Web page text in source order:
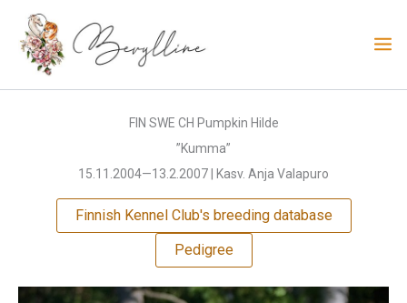
content
FIN SWE CH Pumpkin Hilde
”Kumma”
15.11.2004—13.2.2007 | Kasv. Anja Valapuro
Finnish Kennel Club's breeding database
Pedigree